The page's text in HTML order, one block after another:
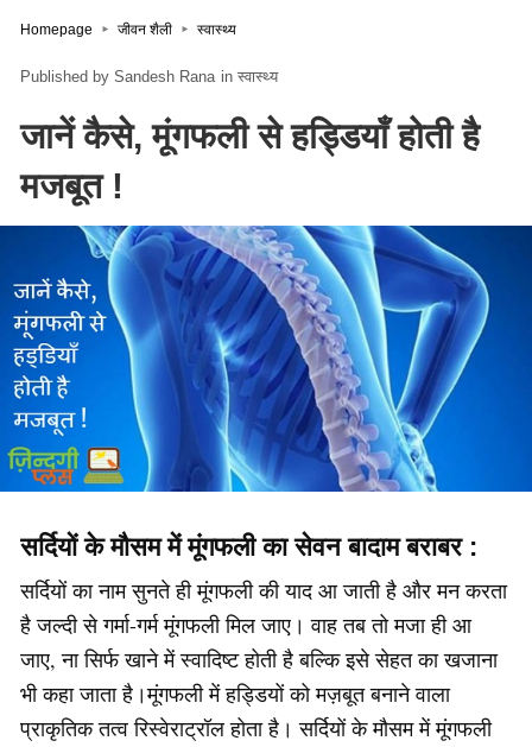
Homepage जीवन शैली स्वास्थ्य
Sandesh Rana in स्वास्थ्य
जानें कैसे, मूंगफली से हड्डियाँ होती है
मजबूत !
सर्दियों के मौसम में मूंगफली का सेवन बादाम बराबर :
सर्दियों का नाम सुनते ही मूंगफली की याद आ जाती है और मन करता
है जल्दी से गर्मा-गर्म मूंगफली मिल जाए। वाह तब तो मजा ही आ
जाए, ना सिर्फ खाने में स्वादिष्ट होती है बल्कि इसे सेहत का खजाना
भी कहा जाता है।मूंगफली में हड्डियों को मज़बूत बनाने वाला
प्राकृतिक तत्व रिस्वेराट्रॉल होता है। सर्दियों के मौसम में मूंगफली